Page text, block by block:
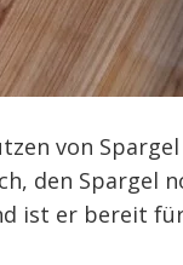
von
den Spargel
ist er bereit